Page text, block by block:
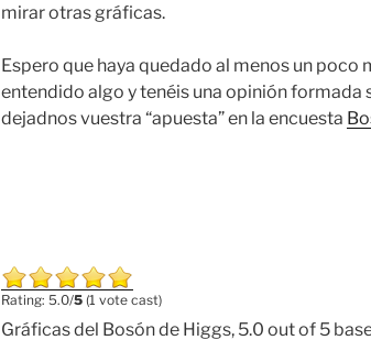
mirar otras gráficas.
Espero que haya quedado al menos un poco
entendido algo y tenéis una opinión formada
dejadnos vuestra “apuesta” en la encuesta
Rating: 5.0/5 (1 vote cast)
Gráficas del Bosónde Higgs, 5.0 out of 5